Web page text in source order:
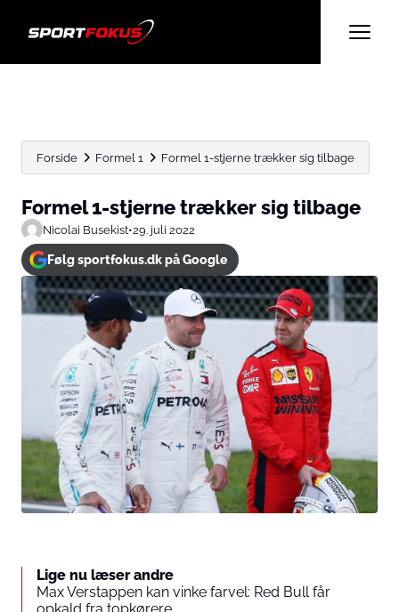
Forside Formel 1 Formel 1-stjerne trækker sig tilbage
Formel 1-stjerne trækker sig tilbage
Nicolai Busekist•29. juli 2022
Følg sportfokus.dk på Google
Lige nu læser andre
Max Verstappen kan vinke farvel: Red Bull får